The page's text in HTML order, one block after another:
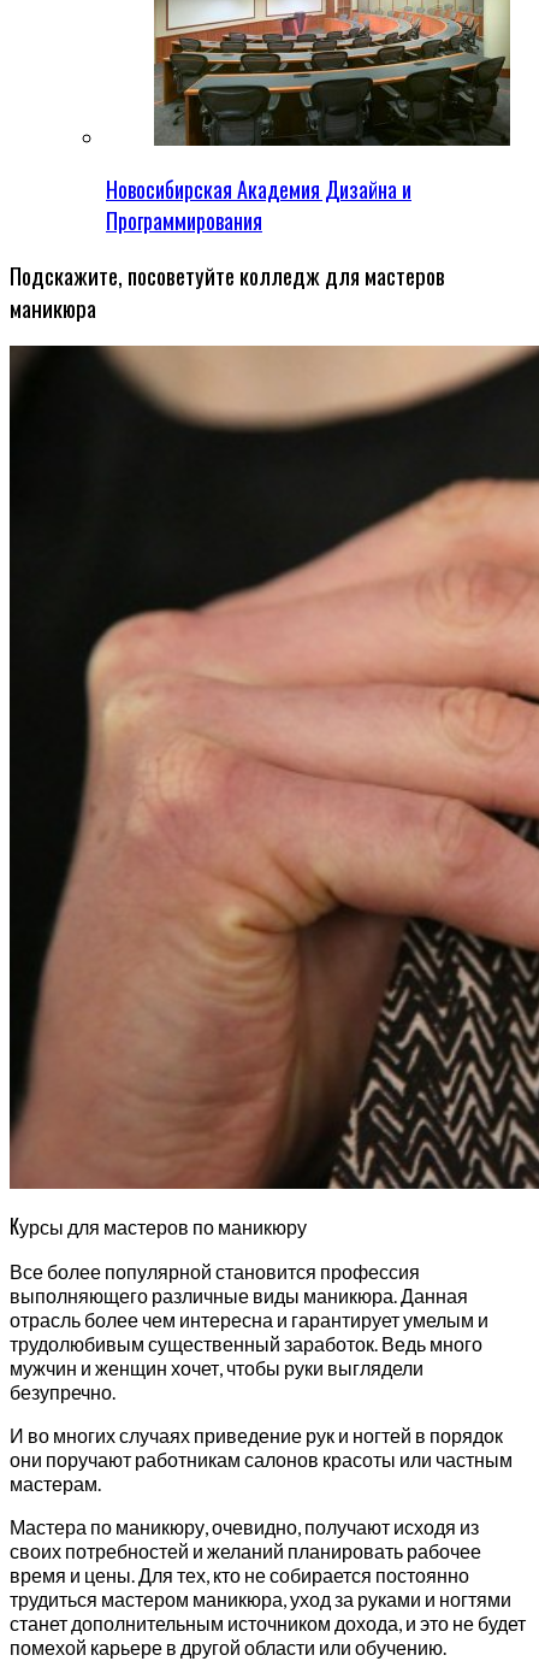
Новосибирская Академия Дизайна и
Программирования
Подскажите, посоветуйте колледж для мастеров
маникюра
Курсы для мастеров по маникюру
Все более популярной становится профессия
выполняющего различные виды маникюра. Данная
отрасль более чем интересна и гарантирует умелым и
трудолюбивым существенный заработок. Ведь много
мужчин и женщин хочет, чтобы руки выглядели
безупречно.
И во многих случаях приведение рук и ногтей в порядок
они поручают работникам салонов красоты или частным
мастерам.
Мастера по маникюру, очевидно, получают исходя из
своих потребностей и желаний планировать рабочее
время и цены. Для тех, кто не собирается постоянно
трудиться мастером маникюра, уход за руками и ногтями
станет дополнительным источником дохода, и это не будет
помехой карьере в другой области или обучению.